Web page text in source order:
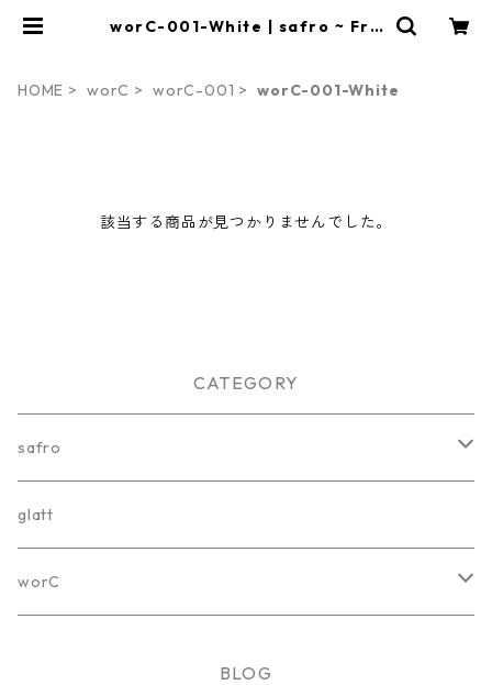
worC-001-White | safro ~ Fra
HOME worC worC-001 worC-001-White
該当する商品が見つかりませんでした。
CATEGORY
safro
ホワイトボード
カラーボード
glatt
worC
BLOG